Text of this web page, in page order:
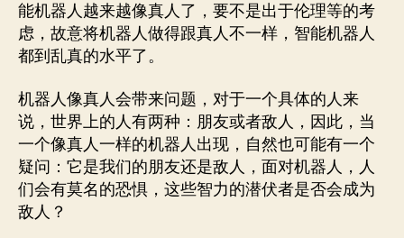
能机器人越来越像真人了，要不是出于伦理等的考
虑，故意将机器人做得跟真人不一样，智能机器人
都到乱真的水平了。
机器人像真人会带来问题，对于一个具体的人来
说，世界上的人有两种：朋友或者敌人，因此，当
一个像真人一样的机器人出现，自然也可能有一个
疑问：它是我们的朋友还是敌人，面对机器人，人
们会有莫名的恐惧，这些智力的潜伏者是否会成为
敌人？